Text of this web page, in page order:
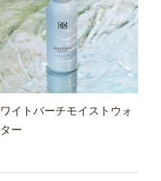
イトバーチモイストウォ
ー